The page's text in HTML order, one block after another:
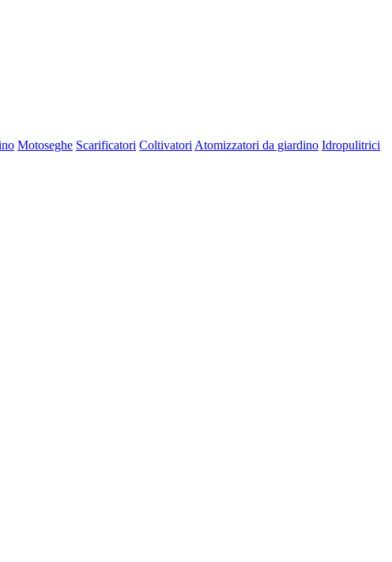
Motoseghe Scarificatori Coltivatori Atomizzatori da giardino Idropulitrici